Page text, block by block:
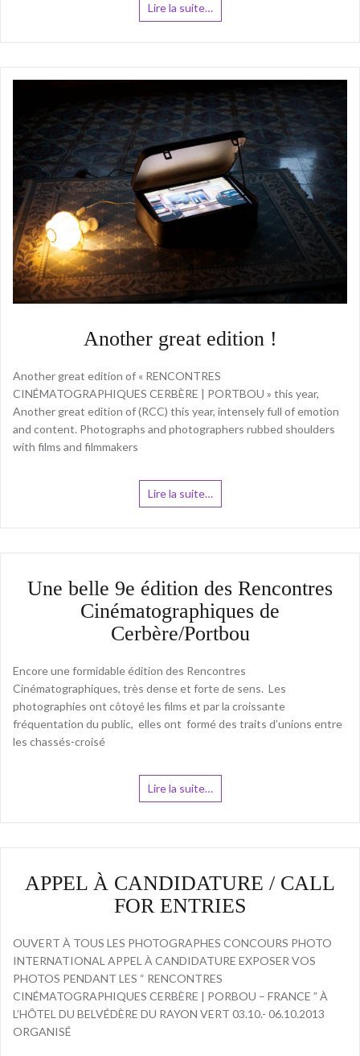
Lire la suite…
Another great edition !
Another great edition of « RENCONTRES
CINÉMATOGRAPHIQUES CERBÈRE | PORTBOU » this year,
Another great edition of (RCC) this year, intensely full of emotion
and content. Photographs and photographers rubbed shoulders
with films and filmmakers
Lire la suite…
Une belle 9e édition des Rencontres
Cinématographiques de
Cerbère/Portbou
Encore une formidable édition des Rencontres
Cinématographiques, très dense et forte de sens. Les
photographies ont côtoyé les films et par la croissante
fréquentation du public, elles ont formé des traits d’unions entre
les chassés-croisé
Lire la suite…
APPEL À CANDIDATURE / CALL
FOR ENTRIES
OUVERT À TOUS LES PHOTOGRAPHES CONCOURS PHOTO
INTERNATIONAL APPEL À CANDIDATURE EXPOSER VOS
PHOTOS PENDANT LES “ RENCONTRES
CINÉMATOGRAPHIQUES CERBÈRE | PORBOU – FRANCE ” À
L’HÔTEL DU BELVÉDÈRE DU RAYON VERT 03.10.- 06.10.2013
ORGANISÉ